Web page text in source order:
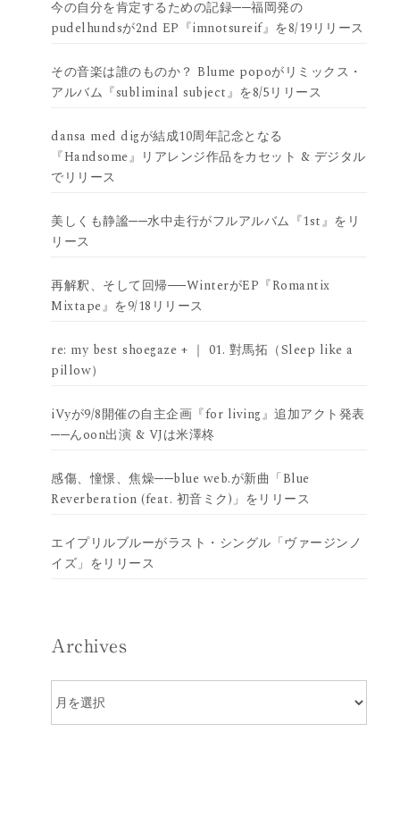
今の自分を肯定するための記録──福岡発の
pudelhundsが2nd EP『imnotsureif』を8/19リリース
その音楽は誰のものか？ Blume popoがリミックス・
アルバム『subliminal subject』を8/5リリース
dansa med digが結成10周年記念となる
『Handsome』リアレンジ作品をカセット & デジタル
でリリース
美しくも静謐──水中走行がフルアルバム『1st』をリ
リース
再解釈、そして回帰──WinterがEP『Romantix
Mixtape』を9/18リリース
re: my best shoegaze + ｜ 01. 對馬拓（Sleep like a
pillow）
iVyが9/8開催の自主企画『for living』追加アクト発表
──んoon出演 & VJは米澤柊
感傷、憧憬、焦燥──blue web.が新曲「Blue
Reverberation (feat. 初音ミク)」をリリース
エイプリルブルーがラスト・シングル「ヴァージンノ
イズ」をリリース
Archives